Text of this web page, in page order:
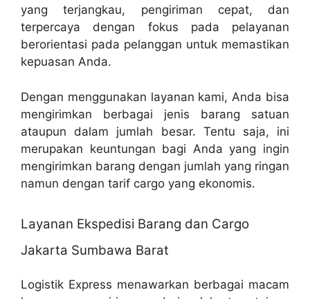
yang terjangkau, pengiriman cepat, dan
terpercaya dengan fokus pada pelayanan
berorientasi pada pelanggan untuk memastikan
kepuasan Anda.
Dengan menggunakan layanan kami, Anda bisa
mengirimkan berbagai jenis barang satuan
ataupun dalam jumlah besar. Tentu saja, ini
merupakan keuntungan bagi Anda yang ingin
mengirimkan barang dengan jumlah yang ringan
namun dengan tarif cargo yang ekonomis.
Layanan Ekspedisi Barang dan Cargo
Jakarta Sumbawa Barat
Logistik Express menawarkan berbagai macam